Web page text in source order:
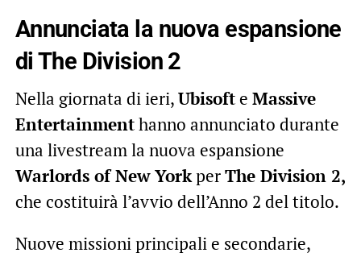
Annunciata la nuova espansione
di The Division 2
Nella giornata di ieri,Ubisofte Massive
Entertainmenthanno annunciato durante
una livestream la nuova espansione
Warlords of New YorkperThe Division 2,
che costituirà l’avvio dell’Anno 2 del titolo.
Nuove missioni principali e secondarie,